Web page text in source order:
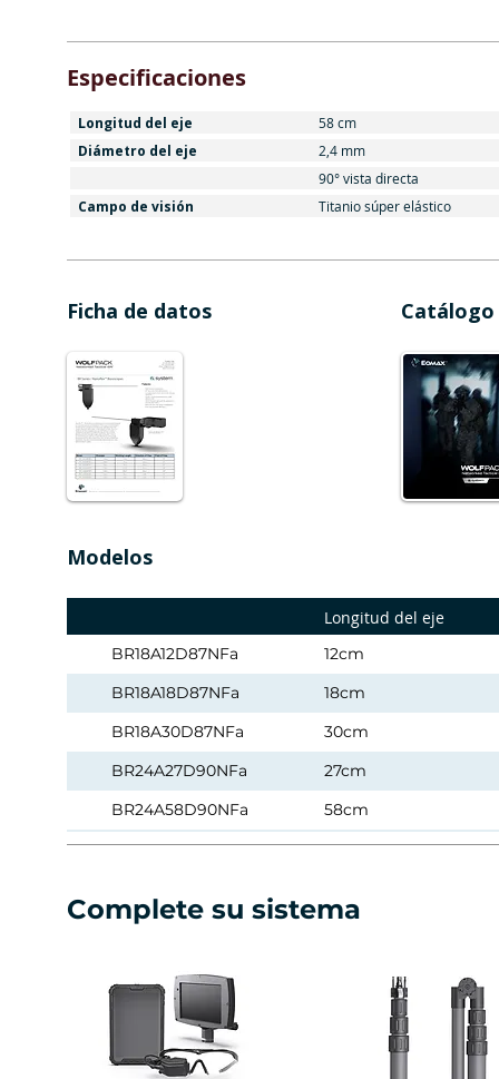
Especificaciones
Longitud del eje 58 cm
Diámetro del eje
2,4 mm
90° vista directa
Campo de visión Titanio súper elástico
Ficha de datos Catálogo
Modelos
Longitud del eje
BR18A12D87NFa
12cm
BR18A18D87NFa
18cm
BR18A30D87NFa
30cm
BR24A27D90NFa
27cm
BR24A58D90NFa
58cm
BR24A35S60NFa
35cm
Complete su sistema